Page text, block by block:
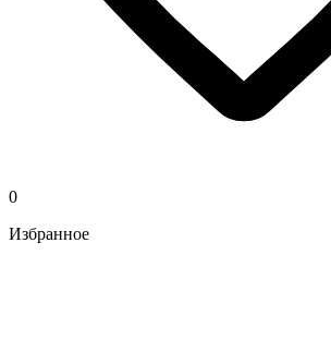
0
Избранное